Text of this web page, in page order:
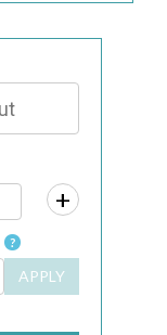
+
?
APPLY